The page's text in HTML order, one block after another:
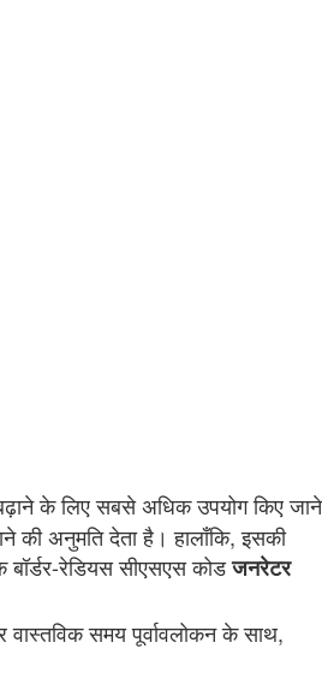
के लिए सबसे अधिक उपयोग किए जाने
की अनुमति देता है। हालाँकि, इसकी
रेडियस सीएसएस कोडजनरेटर
समय पूर्वावलोकन के साथ,